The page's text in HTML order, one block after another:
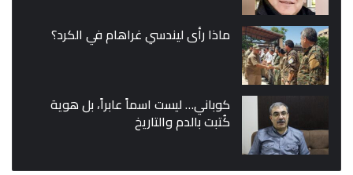
ماذا رأى ليندسي غراهام في الكرد؟
كوباني… ليست اسماً عابراً، بل هوية
كُتبت بالدم والتاريخ